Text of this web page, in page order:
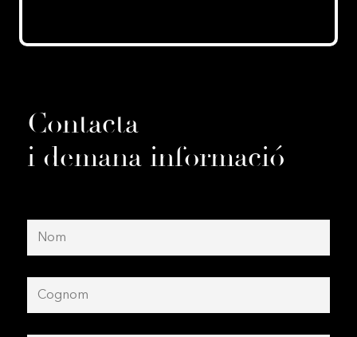
Contacta
i demana informació